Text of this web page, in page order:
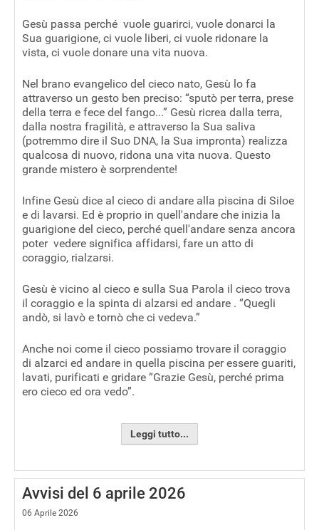
Gesù passa perché vuole guarirci, vuole donarci la
Sua guarigione, ci vuole liberi, ci vuole ridonare la
vista, ci vuole donare una vita nuova.
Nel brano evangelico del cieco nato, Gesù lo fa
attraverso un gesto ben preciso: “sputò per terra, prese
della terra e fece del fango...” Gesù ricrea dalla terra,
dalla nostra fragilità, e attraverso la Sua saliva
(potremmo dire il Suo DNA, la Sua impronta) realizza
qualcosa di nuovo, ridona una vita nuova. Questo
grande mistero è sorprendente!
Infine Gesù dice al cieco di andare alla piscina di Siloe
e di lavarsi. Ed è proprio in quell'andare che inizia la
guarigione del cieco, perché quell'andare senza ancora
poter vedere significa affidarsi, fare un atto di
coraggio, rialzarsi.
Gesù è vicino al cieco e sulla Sua Parola il cieco trova
il coraggio e la spinta di alzarsi ed andare . “Quegli
andò, si lavò e tornò che ci vedeva.”
Anche noi come il cieco possiamo trovare il coraggio
di alzarci ed andare in quella piscina per essere guariti,
lavati, purificati e gridare “Grazie Gesù, perché prima
ero cieco ed ora vedo”.
Leggi tutto...
Avvisi del 6 aprile 2026
06 Aprile 2026